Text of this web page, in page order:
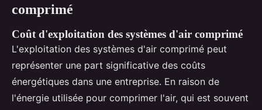
comprimé
Coût d'exploitation des systèmes d'air comprimé
L'exploitation des systèmes d'air comprimé peut
représenter une part significative des coûts
énergétiques dans une entreprise. En raison de
l'énergie utilisée pour comprimer l'air, qui est souvent